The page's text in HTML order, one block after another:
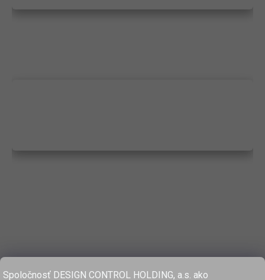
Spoločnosť DESIGN CONTROL HOLDING, a.s. ako